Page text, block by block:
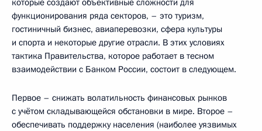
функционирования ряда секторов, – это туризм,
гостиничный бизнес, авиаперевозки, сфера культуры
и спорта и некоторые другие отрасли. В этих условиях
тактика Правительства, которое работает в тесном
взаимодействии с Банком России, состоит в следующем.
Первое – снижать волатильность финансовых рынков
с учётом складывающейся обстановки в мире. Второе –
обеспечивать поддержку населения (наиболее уязвимых